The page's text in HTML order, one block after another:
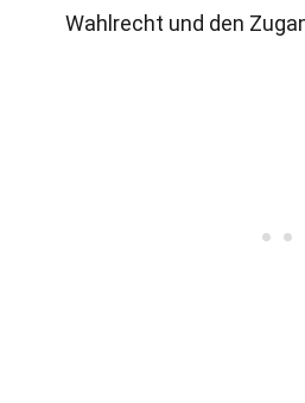
Wahlrecht und den